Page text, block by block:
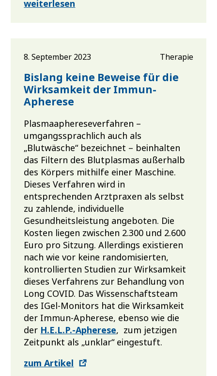
weiterlesen
8. September 2023 Therapie
Bislang keine Beweise für die
Wirksamkeit der Immun-
Apherese
Plasmaaphereseverfahren –
umgangssprachlich auch als
„Blutwäsche“ bezeichnet – beinhalten
das Filtern des Blutplasmas außerhalb
des Körpers mithilfe einer Maschine.
Dieses Verfahren wird in
entsprechenden Arztpraxen als selbst
zu zahlende, individuelle
Gesundheitsleistung angeboten. Die
Kosten liegen zwischen 2.300 und 2.600
Euro pro Sitzung. Allerdings existieren
nach wie vor keine randomisierten,
kontrollierten Studien zur Wirksamkeit
dieses Verfahrens zur Behandlung von
Long COVID. Das Wissenschaftsteam
des IGel-Monitors hat die Wirksamkeit
der Immun-Apherese, ebenso wie die
der H.E.L.P.-Apherese, zum jetzigen
Zeitpunkt als „unklar“ eingestuft.
zum Artikel